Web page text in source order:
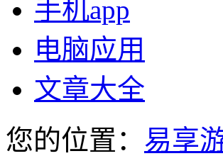
手机app
电脑应用
文章大全
您的位置： 易享